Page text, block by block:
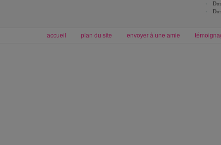
accueil plan du site envoyer à une amie